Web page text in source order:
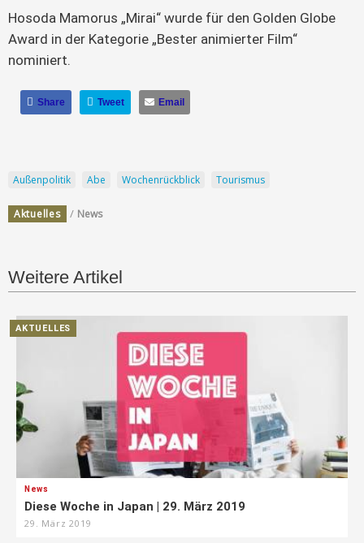
Hosoda Mamorus „Mirai“ wurde für den Golden Globe
Award in der Kategorie „Bester animierter Film“
nominiert.
Share Tweet Email
Außenpolitik Abe Wochenrückblick Tourismus
Aktuelles / News
Weitere Artikel
AKTUELLES
News
Diese Woche in Japan | 29. März 2019
29. März 2019